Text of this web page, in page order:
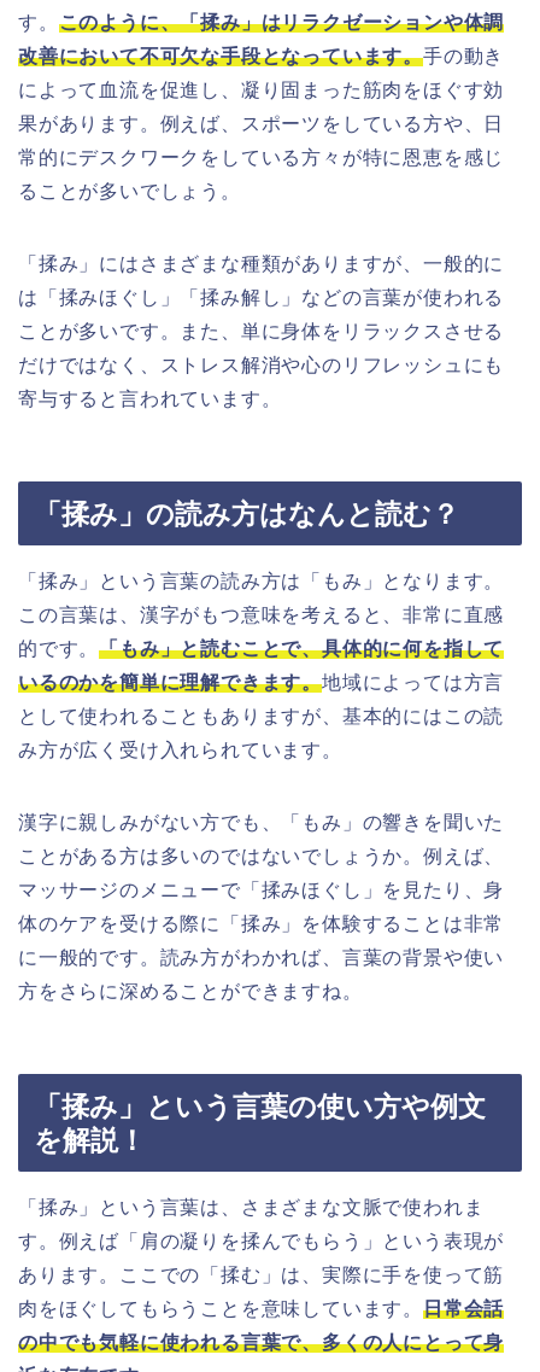
す。 このように、「揉み」はリラクゼーションや体調
改善において不可欠な手段となっています。手の動き
によって血流を促進し、凝り固まった筋肉をほぐす効
果があります。例えば、スポーツをしている方や、日
常的にデスクワークをしている方々が特に恩恵を感じ
ることが多いでしょう。
「揉み」にはさまざまな種類がありますが、一般的に
は「揉みほぐし」「揉み解し」などの言葉が使われる
ことが多いです。また、単に身体をリラックスさせる
だけではなく、ストレス解消や心のリフレッシュにも
寄与すると言われています。
「揉み」の読み方はなんと読む？
「揉み」という言葉の読み方は「もみ」となります。
この言葉は、漢字がもつ意味を考えると、非常に直感
的です。「もみ」と読むことで、具体的に何を指して
いるのかを簡単に理解できます。地域によっては方言
として使われることもありますが、基本的にはこの読
み方が広く受け入れられています。
漢字に親しみがない方でも、「もみ」の響きを聞いた
ことがある方は多いのではないでしょうか。例えば、
マッサージのメニューで「揉みほぐし」を見たり、身
体のケアを受ける際に「揉み」を体験することは非常
に一般的です。読み方がわかれば、言葉の背景や使い
方をさらに深めることができますね。
「揉み」という言葉の使い方や例文
を解説！
「揉み」という言葉は、さまざまな文脈で使われま
す。例えば「肩の凝りを揉んでもらう」という表現が
あります。ここでの「揉む」は、実際に手を使って筋
肉をほぐしてもらうことを意味しています。 日常会話
の中でも気軽に使われる言葉で、多くの人にとって身